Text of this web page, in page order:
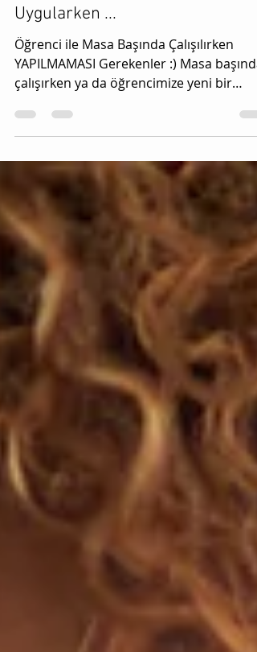
Yoğun Öğretim Yöntemleri
Uygularken ...
Öğrenci ile Masa Başında Çalışılırken
çalışırken ya da öğrencimize yeni bir
beceri öğretirken...